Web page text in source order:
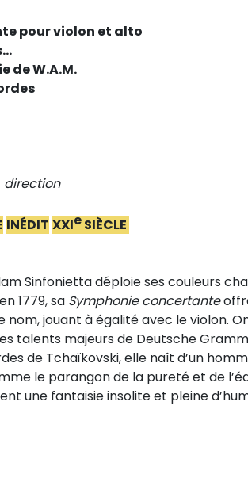
pour violon et alto
de W.A.M.
direction
INÉDIT XXIeSIÈCLE
Sinfonietta déploie ses couleurs
1779, sa Symphonie concertante
nom, jouant à égalité avec le violon.
talents majeurs de Deutsche
de Tchaïkovski, elle naît d’un
le parangon de la pureté et de
une fantaisie insoliteet pleine